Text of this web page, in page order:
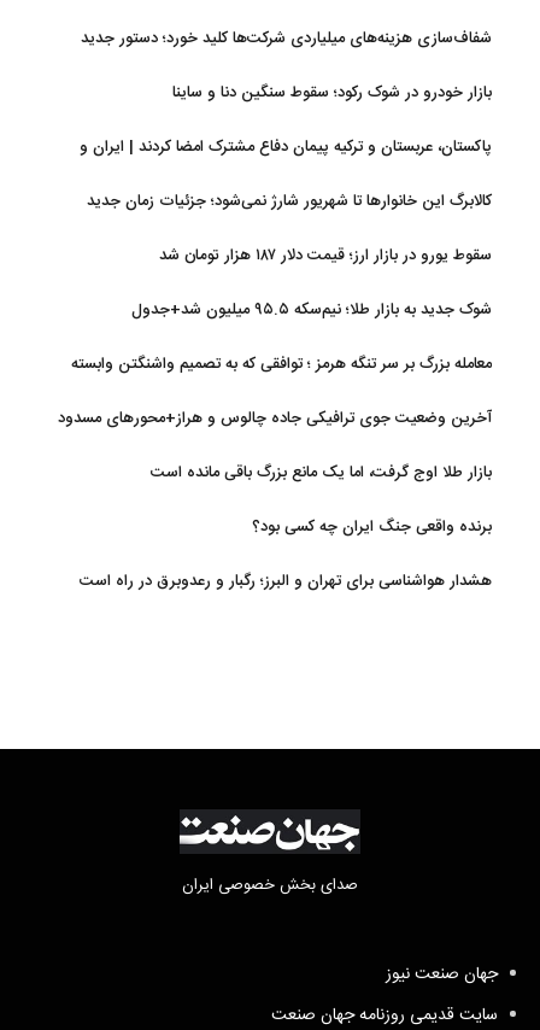
شفاف‌سازی هزینه‌های میلیاردی شرکت‌ها کلید خورد؛ دستور جدید
بازار خودرو در شوک رکود؛ سقوط سنگین دنا و ساینا
پاکستان، عربستان و ترکیه پیمان دفاع مشترک امضا کردند | ایران و
کالابرگ این خانوارها تا شهریور شارژ نمی‌شود؛ جزئیات زمان جدید
سقوط یورو در بازار ارز؛ قیمت دلار ۱۸۷ هزار تومان شد
شوک جدید به بازار طلا؛ نیم‌سکه ۹۵.۵ میلیون شد+جدول
معامله بزرگ بر سر تنگه هرمز ؛ توافقی که به تصمیم واشنگتن وابسته
آخرین وضعیت جوی ترافیکی جاده چالوس و هراز+محورهای مسدود
بازار طلا اوج گرفت، اما یک مانع بزرگ باقی مانده است
برنده واقعی جنگ ایران چه کسی بود؟
هشدار هواشناسی برای تهران و البرز؛ رگبار و رعدوبرق در راه است
صدای بخش خصوصی ایران
جهان صنعت نیوز
سایت قدیمی روزنامه جهان صنعت